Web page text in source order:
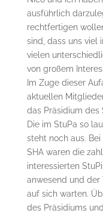
ausführlich
rechtfertigen
sind, dass uns viel
vielen
von großem
Im Zuge dieser
aktuellen
das Präsidium des
Die im StuPa so
steht noch aus.
SHA waren die
interessierten
anwesend und
auf sich warten.
des Präsidiums